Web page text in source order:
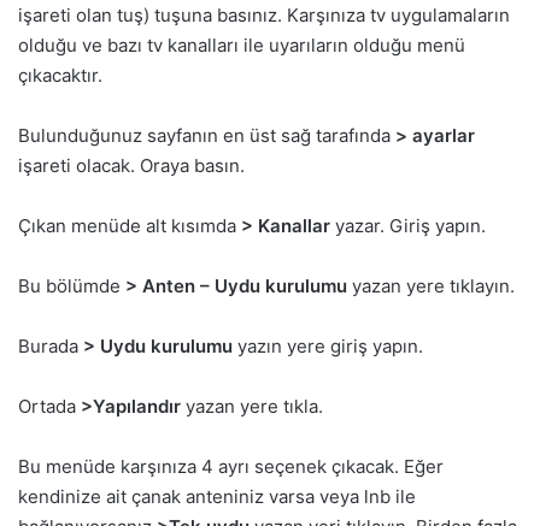
işareti olan tuş) tuşuna basınız. Karşınıza tv uygulamaların
olduğu ve bazı tv kanalları ile uyarıların olduğu menü
çıkacaktır.
Bulunduğunuz sayfanın en üst sağ tarafında > ayarlar
işareti olacak. Oraya basın.
Çıkan menüde alt kısımda > Kanallar yazar. Giriş yapın.
Bu bölümde > Anten – Uydu kurulumu yazan yere tıklayın.
Burada > Uydu kurulumu yazın yere giriş yapın.
Ortada >Yapılandır yazan yere tıkla.
Bu menüde karşınıza 4 ayrı seçenek çıkacak. Eğer
kendinize ait çanak anteniniz varsa veya lnb ile